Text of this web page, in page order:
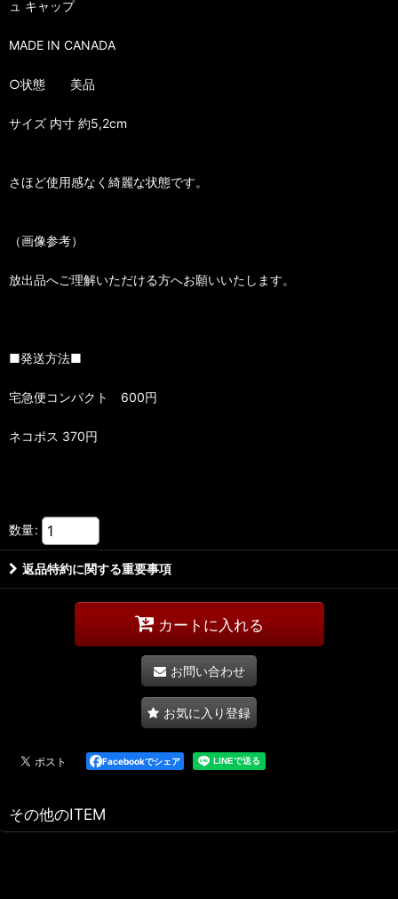
ュ キャップ
MADE IN CANADA
○状態 美品
サイズ 内寸 約5,2cm
さほど使用感なく綺麗な状態です。
（画像参考）
放出品へご理解いただける方へお願いいたします。
■発送方法■
宅急便コンパクト 600円
ネコポス 370円
数量:
返品特約に関する重要事項
カートに入れる
お問い合わせ
お気に入り登録
Facebookでシェア
その他のITEM